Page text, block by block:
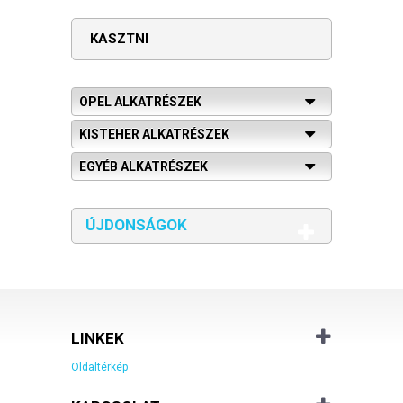
KASZTNI
OPEL ALKATRÉSZEK
KISTEHER ALKATRÉSZEK
EGYÉB ALKATRÉSZEK
ÚJDONSÁGOK
LINKEK
Oldaltérkép